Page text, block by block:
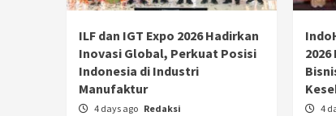
ILF dan IGT Expo 2026 Hadirkan
Inovasi Global, Perkuat Posisi
Indonesia di Industri
Manufaktur
4 days ago Redaksi 4